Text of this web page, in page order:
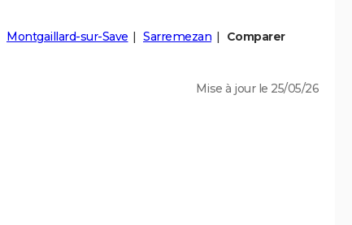
Montgaillard-sur-Save Sarremezan
Comparer
Mise à jour le 25/05/26